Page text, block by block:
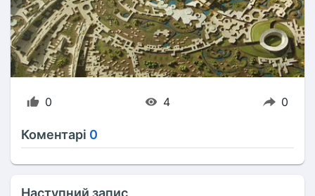
0 4 0
Коментарі 0
Наступний запис